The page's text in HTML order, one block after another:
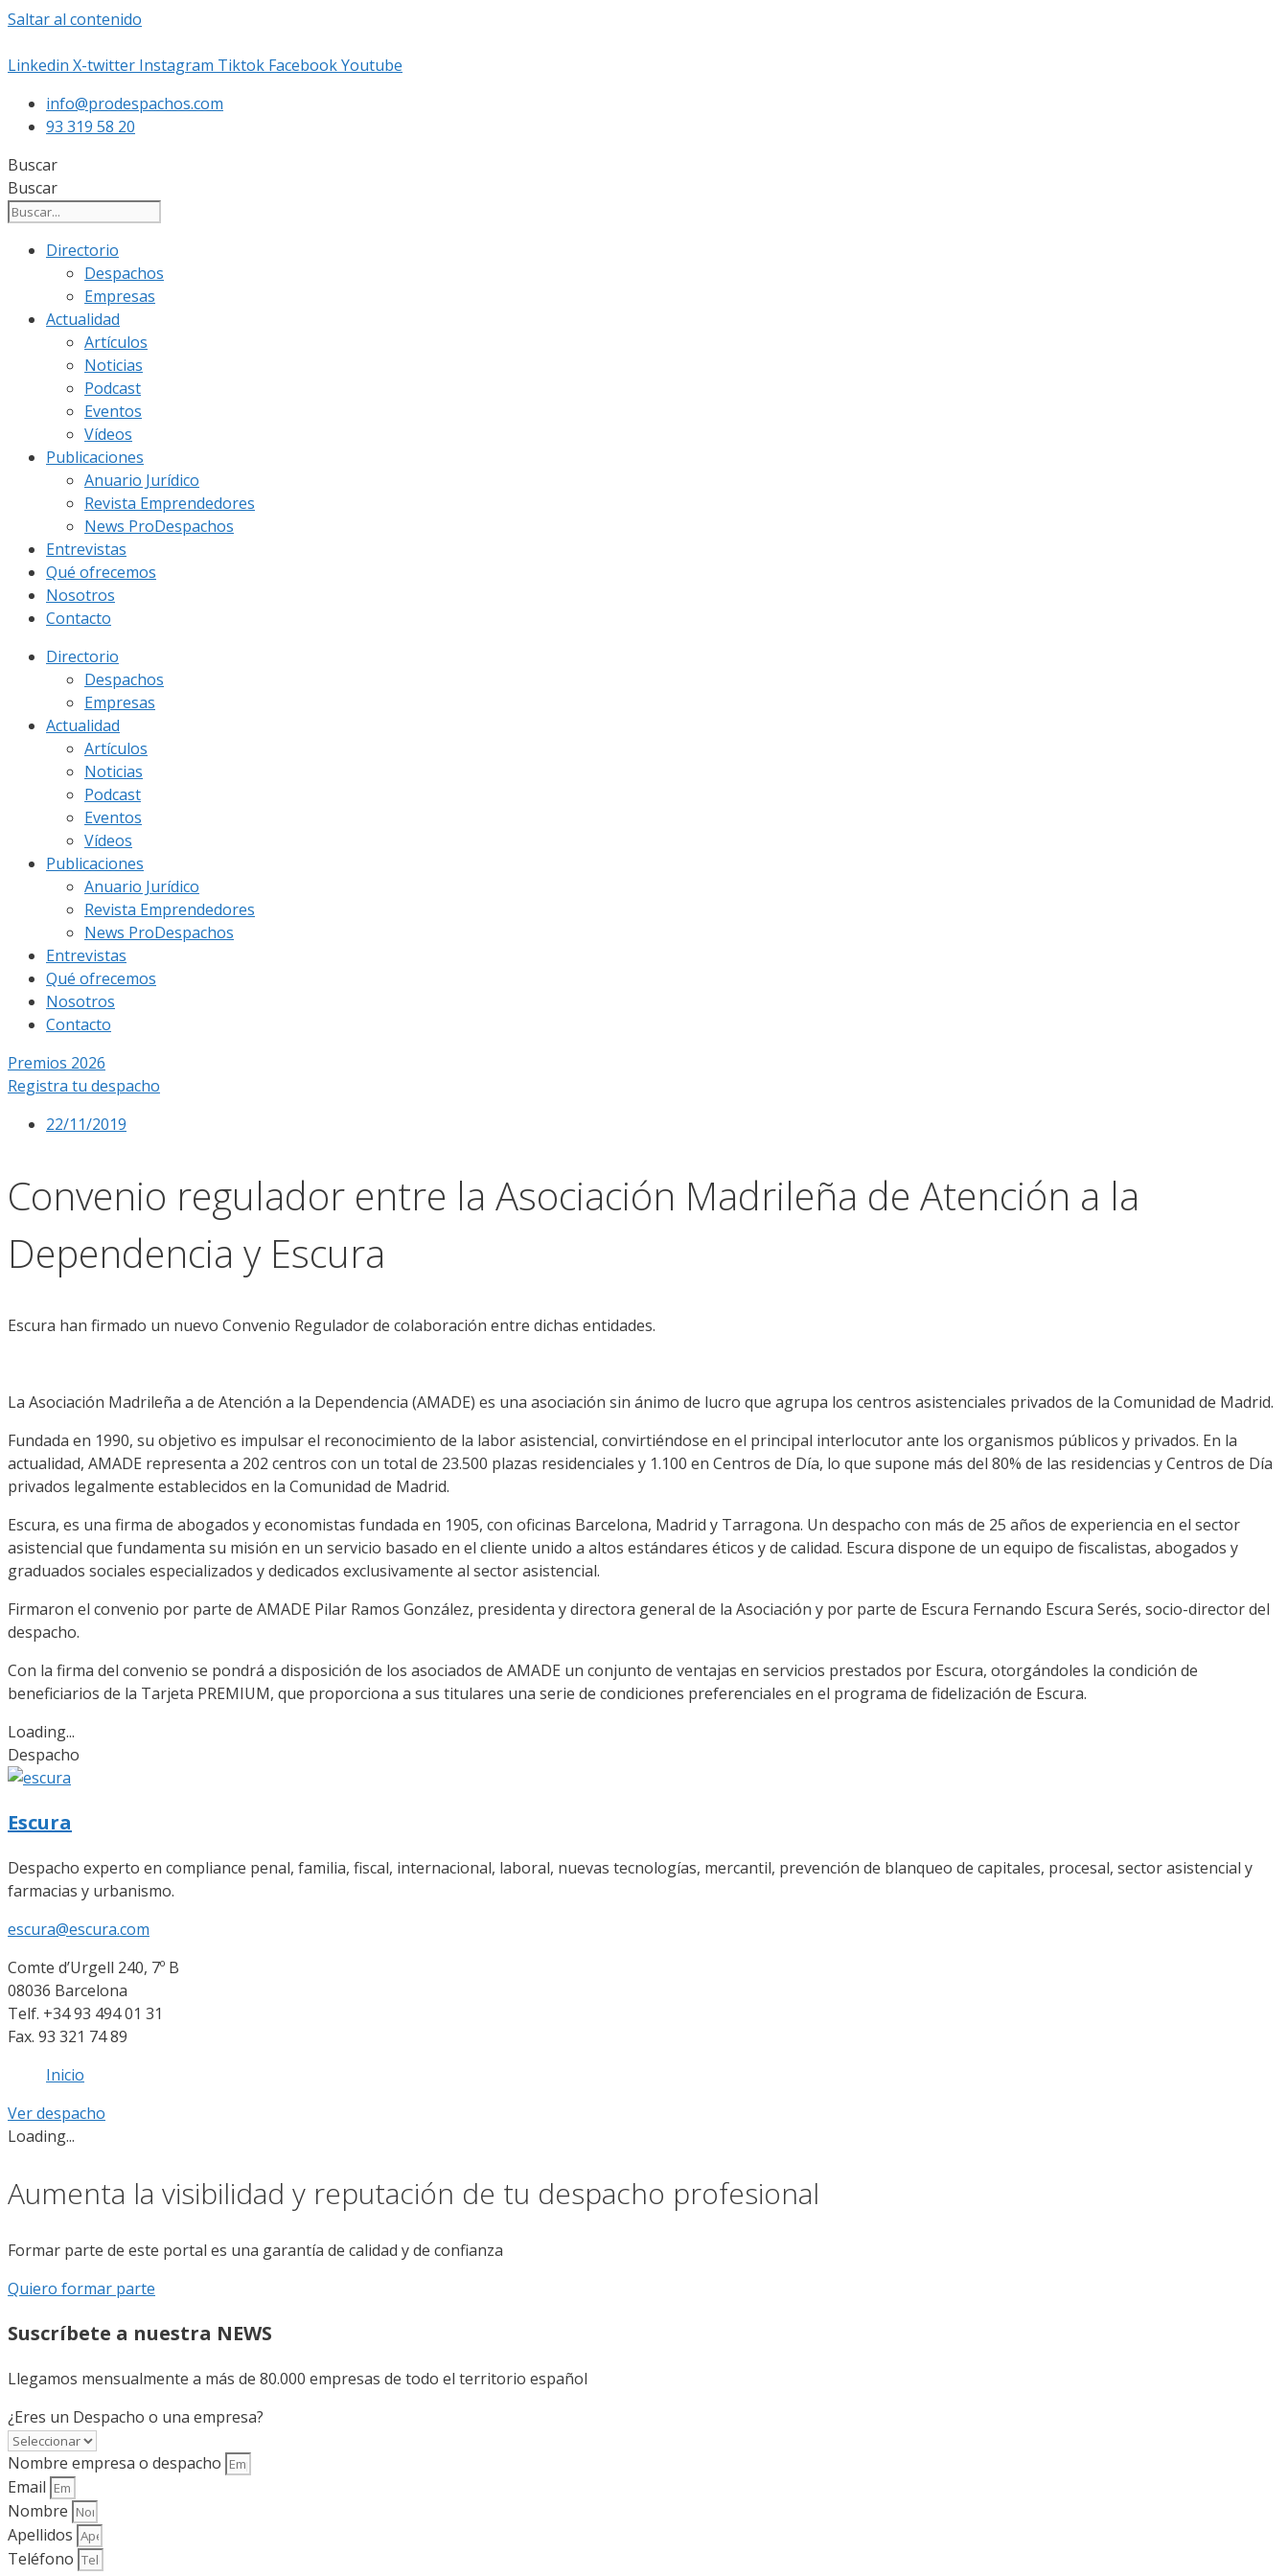
Saltar al contenido
Linkedin X-twitter Instagram Tiktok FacebookYoutube
info@prodespachos.com
93 319 58 20
Buscar
Buscar
Directorio
Despachos
Empresas
Actualidad
Artículos
Noticias
Podcast
Eventos
Vídeos
Publicaciones
Anuario Jurídico
Revista Emprendedores
News ProDespachos
Entrevistas
Qué ofrecemos
Nosotros
Contacto
Directorio
Despachos
Empresas
Actualidad
Artículos
Noticias
Podcast
Eventos
Vídeos
Publicaciones
Anuario Jurídico
Revista Emprendedores
News ProDespachos
Entrevistas
Qué ofrecemos
Nosotros
Contacto
Premios 2026
Registra tu despacho
22/11/2019
Convenio regulador entre la Asociación Madrileña de Atención a la
Dependencia y Escura
Escura han firmado un nuevo Convenio Regulador de colaboración entre dichas entidades.
La Asociación Madrileña a de Atención a la Dependencia (AMADE) es una asociación sin ánimo de lucro que agrupa los centros asistenciales privados de la Comunidad de Madrid.
Fundada en 1990, su objetivo es impulsar el reconocimiento de la labor asistencial, convirtiéndose en el principal interlocutor ante los organismos públicos y privados. En la
actualidad, AMADE representa a 202 centros con un total de 23.500 plazas residenciales y 1.100 en Centros de Día, lo que supone más del 80% de las residencias y Centros de Día
privados legalmente establecidos en la Comunidad de Madrid.
Escura, es una firma de abogados y economistas fundada en 1905, con oficinas Barcelona, Madrid y Tarragona. Un despacho con más de 25 años de experiencia en el sector
asistencial que fundamenta su misión en un servicio basado en el cliente unido a altos estándares éticos y de calidad. Escura dispone de un equipo de fiscalistas, abogados y
graduados sociales especializados y dedicados exclusivamente al sector asistencial.
Firmaron el convenio por parte de AMADE Pilar Ramos González, presidenta y directora general de la Asociación y por parte de Escura Fernando Escura Serés, socio-director del
despacho.
Con la firma del convenio se pondrá a disposición de los asociados de AMADE un conjunto de ventajas en servicios prestados por Escura, otorgándoles la condición de
beneficiarios de la Tarjeta PREMIUM, que proporciona a sus titulares una serie de condiciones preferenciales en el programa de fidelización de Escura.
Loading...
Despacho
Escura
Despacho experto en compliance penal, familia, fiscal, internacional, laboral, nuevas tecnologías, mercantil, prevención de blanqueo de capitales, procesal, sector asistencial y
farmacias y urbanismo.
escura@escura.com
Comte d’Urgell 240, 7º B
08036 Barcelona
Telf. +34 93 494 01 31
Fax. 93 321 74 89
Inicio
Ver despacho
Loading...
Aumenta la visibilidad y reputación de tu despacho profesional
Formar parte de este portal es una garantía de calidad y de confianza
Quiero formar parte
Suscríbete a nuestra NEWS
Llegamos mensualmente a más de 80.000 empresas de todo el territorio español
¿Eres un Despacho o una empresa?
Nombre empresa o despacho
Email
Nombre
Apellidos
Teléfono